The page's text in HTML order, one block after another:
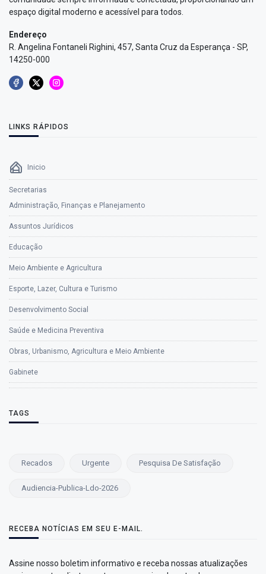
espaço digital moderno e acessível para todos.
Endereço
R. Angelina Fontaneli Righini, 457, Santa Cruz da Esperança - SP,
14250-000
LINKS RÁPIDOS
Inicio
Secretarias
Administração, Finanças e Planejamento
Assuntos Jurídicos
Educação
Meio Ambiente e Agricultura
Esporte, Lazer, Cultura e Turismo
Desenvolvimento Social
Saúde e Medicina Preventiva
Obras, Urbanismo, Agricultura e Meio Ambiente
Gabinete
TAGS
Recados Urgente Pesquisa De Satisfação
Audiencia-Publica-Ldo-2026
RECEBA NOTÍCIAS EM SEU E-MAIL.
Assine nosso boletim informativo e receba nossas atualizações